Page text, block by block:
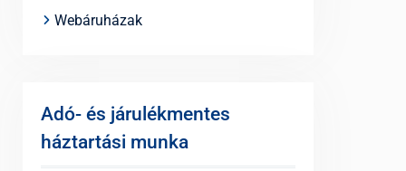
Webáruházak
Adó- és járulékmentes
háztartási munka